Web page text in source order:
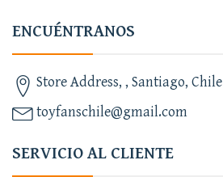
ENCUÉNTRANOS
Store Address, , Santiago, Chile
toyfanschile@gmail.com
SERVICIO AL CLIENTE